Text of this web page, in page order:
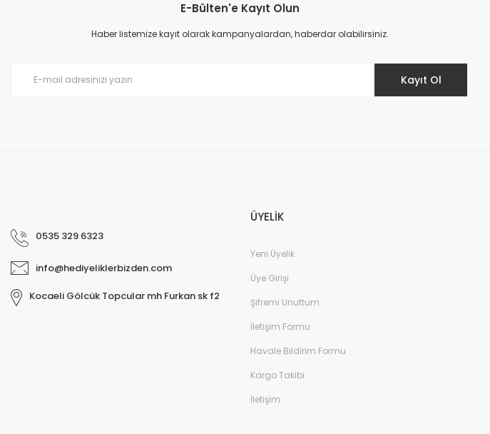
E-Bülten'e Kayıt Olun
Haber listemize kayıt olarak kampanyalardan, haberdar olabilirsiniz.
Kayıt Ol
0535 329 6323
info@hediyeliklerbizden.com
Kocaeli Gölcük Topcular mh Furkan sk f2
ÜYELİK
Yeni Üyelik
Üye Girişi
Şifremi Unuttum
İletişim Formu
Havale Bildirim Formu
Kargo Takibi
İletişim